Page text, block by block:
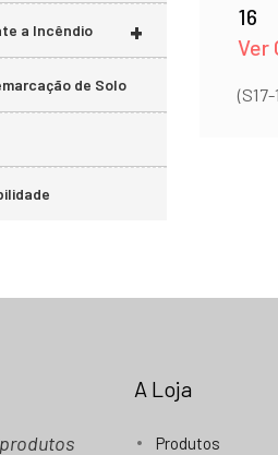
16
Ver
(S17-
+
a Incêndio
de Solo
A Loja
Produtos